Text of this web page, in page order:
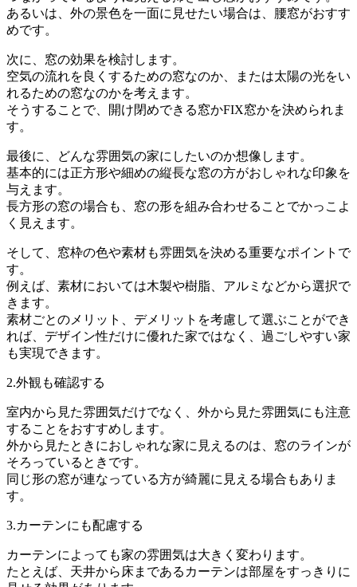
あるいは、外の景色を一面に見せたい場合は、腰窓がおすす
めです。
次に、窓の効果を検討します。
空気の流れを良くするための窓なのか、または太陽の光をい
れるための窓なのかを考えます。
そうすることで、開け閉めできる窓かFIX窓かを決められま
す。
最後に、どんな雰囲気の家にしたいのか想像します。
基本的には正方形や細めの縦長な窓の方がおしゃれな印象を
与えます。
長方形の窓の場合も、窓の形を組み合わせることでかっこよ
く見えます。
そして、窓枠の色や素材も雰囲気を決める重要なポイントで
す。
例えば、素材においては木製や樹脂、アルミなどから選択で
きます。
素材ごとのメリット、デメリットを考慮して選ぶことができ
れば、デザイン性だけに優れた家ではなく、過ごしやすい家
も実現できます。
2.外観も確認する
室内から見た雰囲気だけでなく、外から見た雰囲気にも注意
することをおすすめします。
外から見たときにおしゃれな家に見えるのは、窓のラインが
そろっているときです。
同じ形の窓が連なっている方が綺麗に見える場合もありま
す。
3.カーテンにも配慮する
カーテンによっても家の雰囲気は大きく変わります。
たとえば、天井から床まであるカーテンは部屋をすっきりに